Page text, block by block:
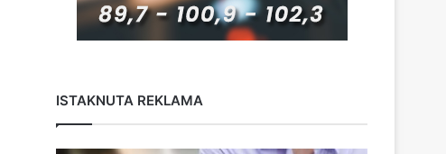
ISTAKNUTA REKLAMA